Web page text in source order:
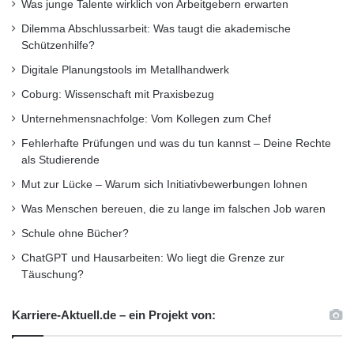
Jonas möchte Schüler_innen die Angst vor einem Studium nehmen.
Welche Fragen stellen euch
Studieninteressierte typischerweise?
Was junge Talente wirklich von Arbeitgebern erwarten
Dilemma Abschlussarbeit: Was taugt die akademische
Schützenhilfe?
Digitale Planungstools im Metallhandwerk
Coburg: Wissenschaft mit Praxisbezug
Unternehmensnachfolge: Vom Kollegen zum Chef
Fehlerhafte Prüfungen und was du tun kannst – Deine Rechte
als Studierende
Mut zur Lücke – Warum sich Initiativbewerbungen lohnen
Was Menschen bereuen, die zu lange im falschen Job waren
Schule ohne Bücher?
ChatGPT und Hausarbeiten: Wo liegt die Grenze zur
Täuschung?
Karriere-Aktuell.de – ein Projekt von: